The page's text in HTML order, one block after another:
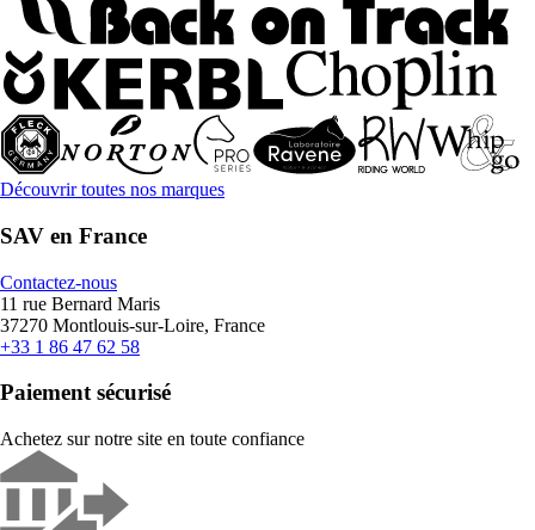
Découvrir toutes nos marques
SAV en France
Contactez-nous
11 rue Bernard Maris
37270 Montlouis-sur-Loire, France
+33 1 86 47 62 58
Paiement sécurisé
Achetez sur notre site en toute confiance